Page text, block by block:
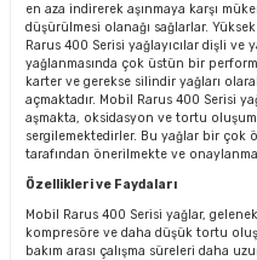
en aza indirerek aşınmaya karşı
düşürülmesi olanağı sağlarlar.
Rarus 400 Serisi yağlayıcılar dişli
yağlanmasında çok üstün bir
karter ve gerekse silindir yağları
açmaktadır. Mobil Rarus 400 Serisi
aşmakta, oksidasyon ve tortu
sergilemektedirler. Bu yağlar bir çok
tarafından önerilmekte ve
Özellikleri ve Faydaları
Mobil Rarus 400 Serisi yağlar,
kompresöre ve daha düşük tortu
bakım arası çalışma süreleri daha